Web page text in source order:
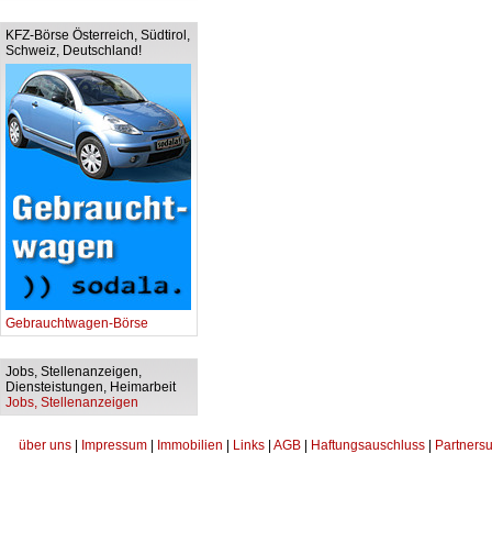
KFZ-Börse Österreich, Südtirol,
Schweiz, Deutschland!
Gebrauchtwagen-Börse
Jobs, Stellenanzeigen,
Diensteistungen, Heimarbeit
Jobs, Stellenanzeigen
über uns Impressum Immobilien Links AGB Haftungsauschluss